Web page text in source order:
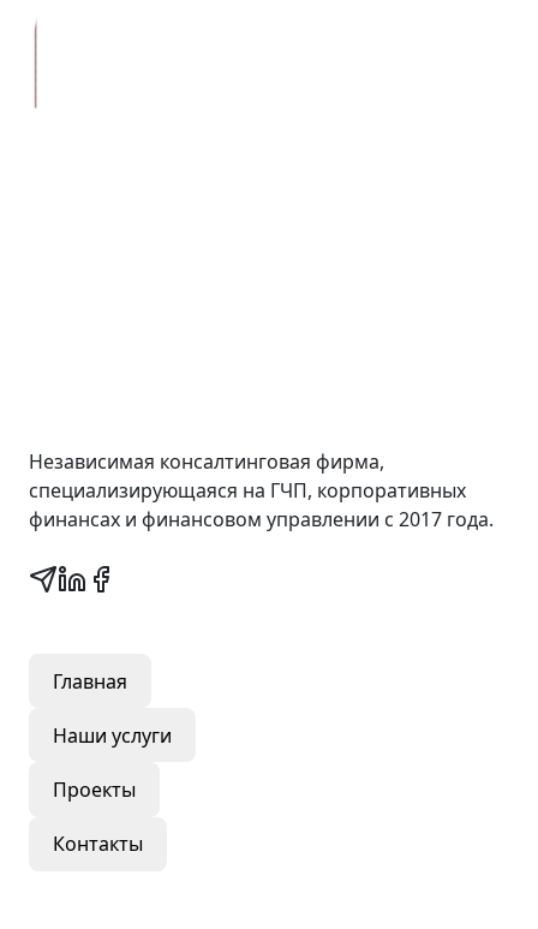
Независимая консалтинговая фирма,
специализирующаяся на ГЧП, корпоративных
финансах и финансовом управлении с 2017 года.
Главная
Наши услуги
Проекты
Контакты